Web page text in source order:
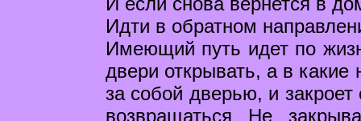
Идти в обратном
Имеющий путь идет по
двери открывать, а в какие
за собой дверью, и
возвращаться Не